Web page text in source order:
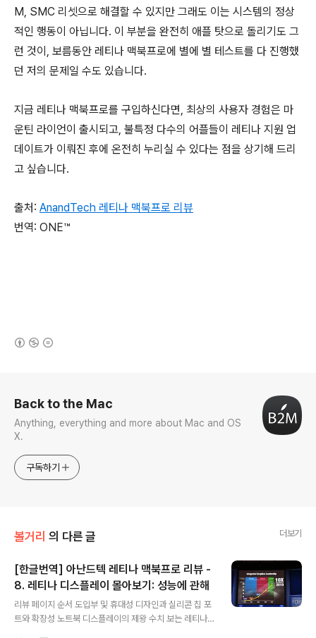
M, SMC 리셋으로 해결할 수 있지만 그래도 이는 시스템의 정상
적인 행동이 아닙니다. 이 부분을 완전히 애플 탓으로 돌리기도 그
런 것이, 보름동안 레티나 맥북프로에 별에 별 테스트를 다 진행했
던 저의 문제일 수도 있습니다.
지금 레티나 맥북프로를 구입하신다면, 최상의 사용자 경험은 마
운틴 라이언이 출시되고, 불특정 다수의 어플들이 레티나 지원 업
데이트가 이뤄진 후에 온전히 누리실 수 있다는 점을 상기해 드리
고 싶습니다.
출처: AnandTech 레티나 맥북프로 리뷰
번역: ONE™
Back to the Mac
Anything, everything and more about Mac and OS
X.
구독하기
볼거리 의 다른 글 더보기
[한글번역] 아난드텍 레티나 맥북프로 리뷰 -
8. 레티나 디스플레이 몰아보기: 성능에 관해
리뷰 페이지 순서 도입부 및 휴대성 디자인과 실리콘 칩 포
트와 확장성 노트북 디스플레이의 제왕 수치 보는 레티나